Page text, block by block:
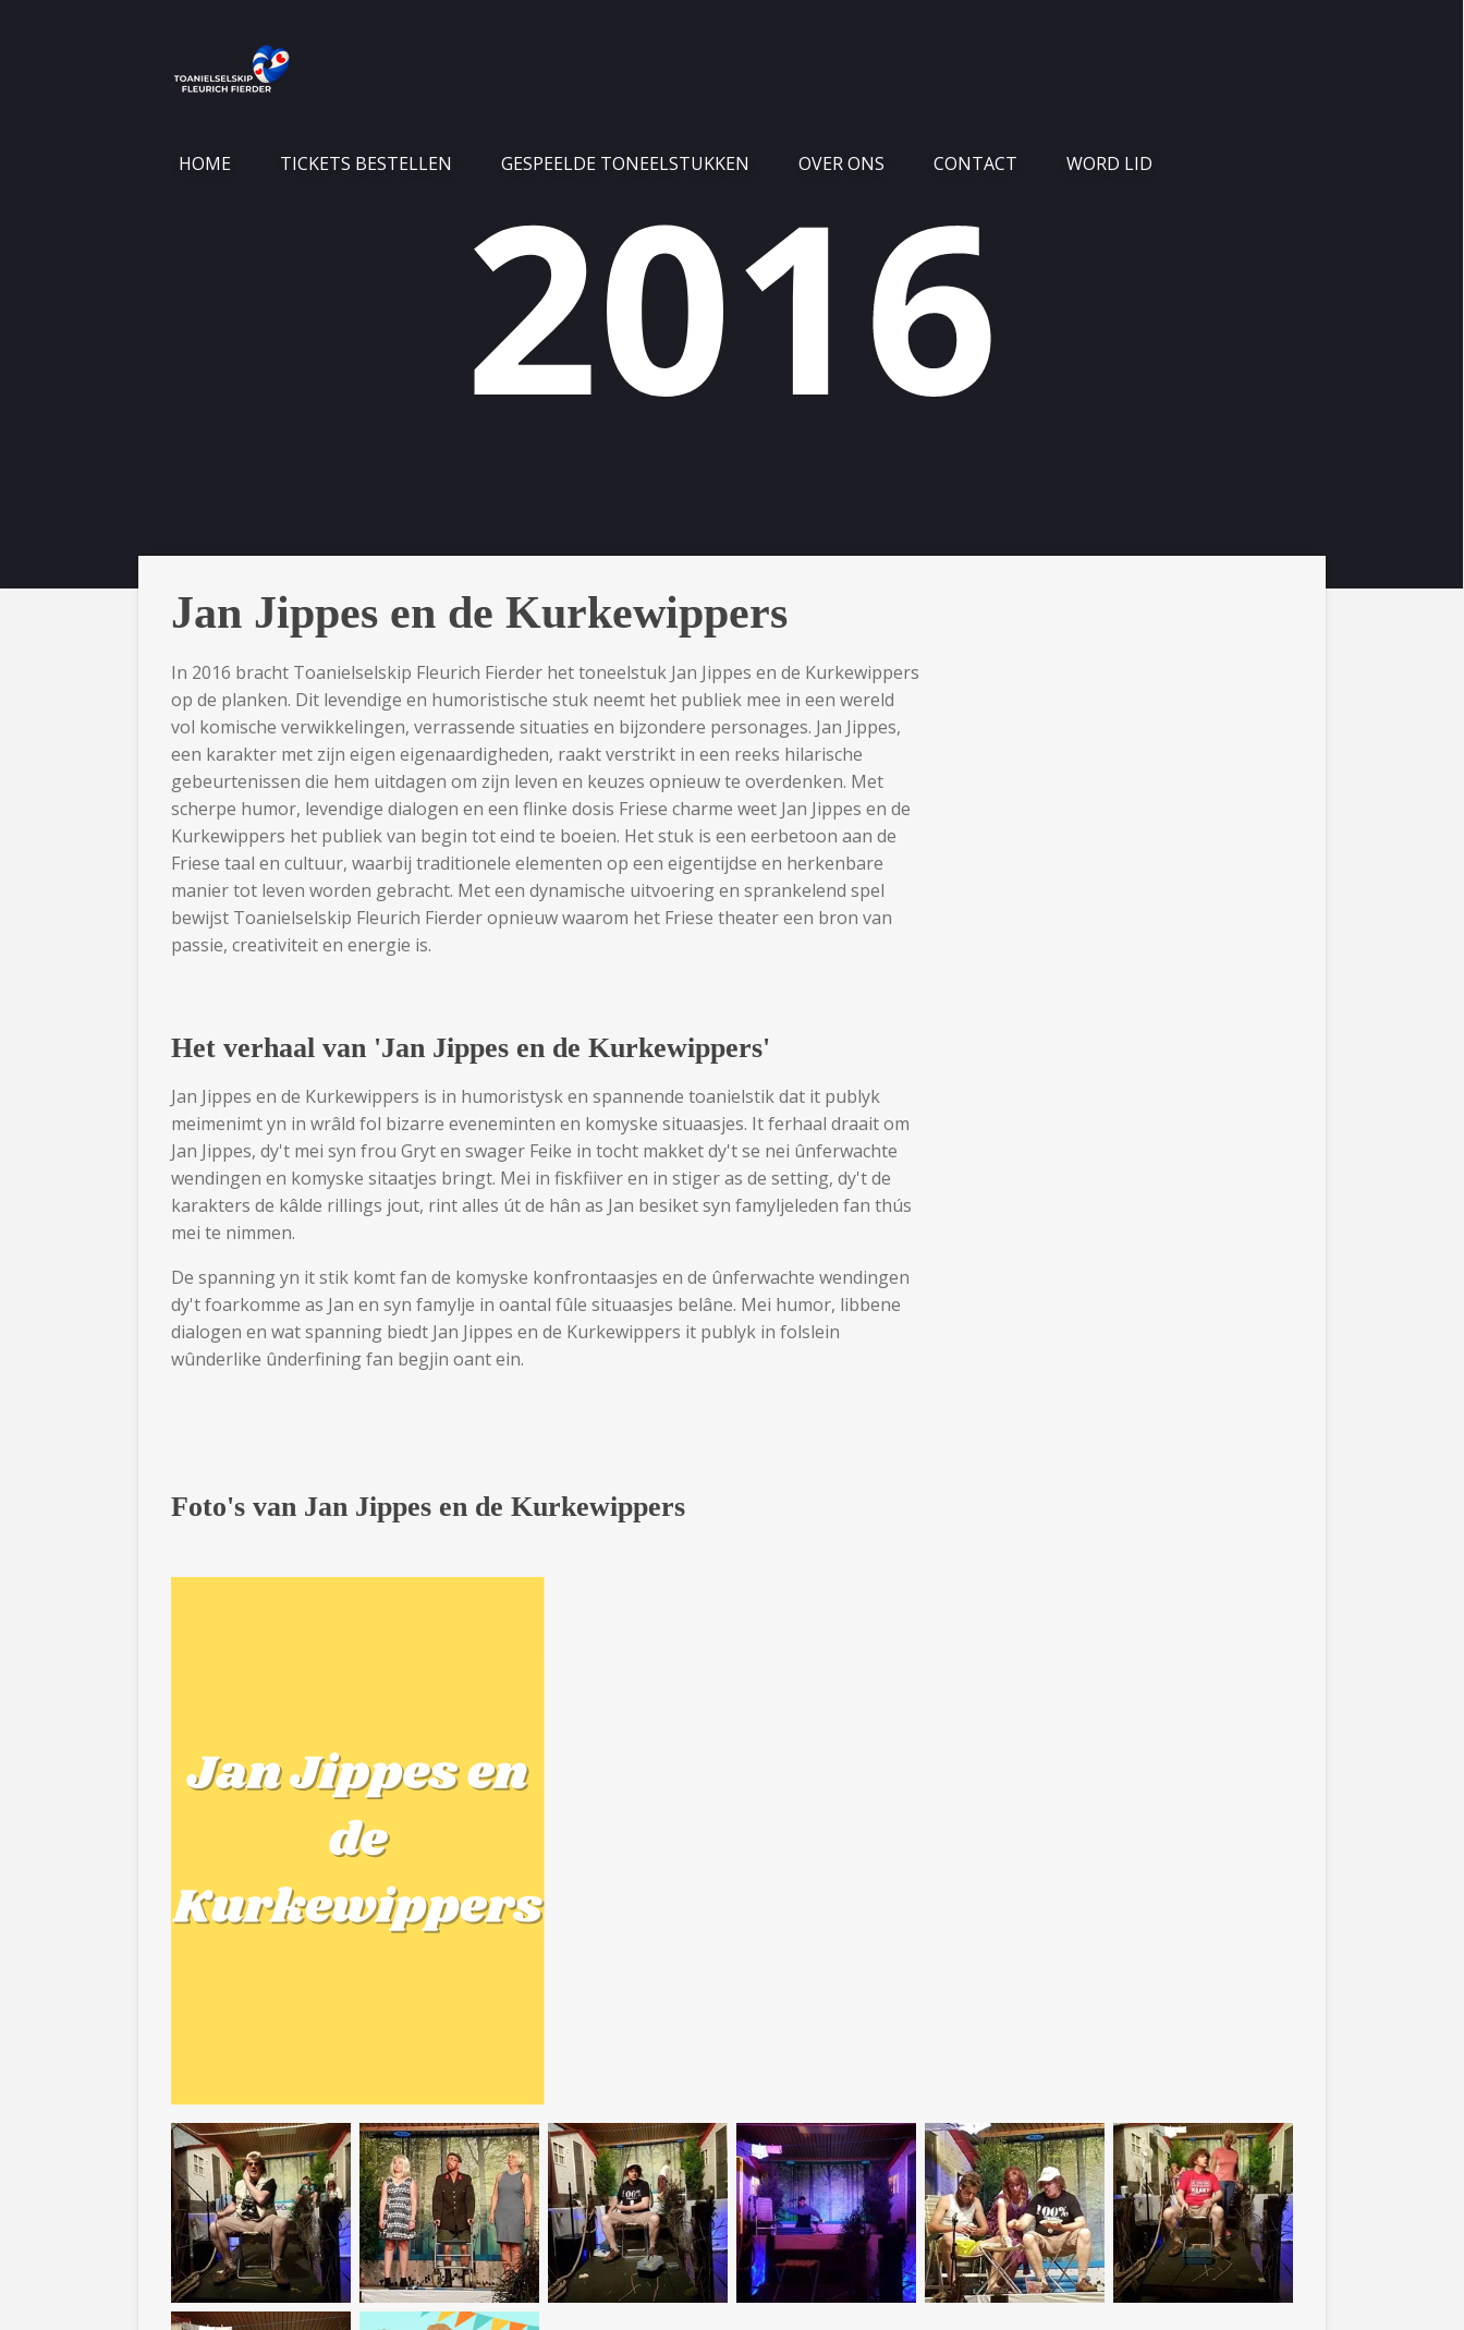
HOME TICKETS BESTELLEN GESPEELDE TONEELSTUKKEN OVER ONS CONTACT WORD LID
​Jan Jippes en de Kurkewippers
In 2016 bracht Toanielselskip Fleurich Fierder het toneelstuk Jan Jippes en de Kurkewippers
op de planken. Dit levendige en humoristische stuk neemt het publiek mee in een wereld
vol komische verwikkelingen, verrassende situaties en bijzondere personages. Jan Jippes,
een karakter met zijn eigen eigenaardigheden, raakt verstrikt in een reeks hilarische
gebeurtenissen die hem uitdagen om zijn leven en keuzes opnieuw te overdenken. Met
scherpe humor, levendige dialogen en een flinke dosis Friese charme weet Jan Jippes en de
Kurkewippers het publiek van begin tot eind te boeien. Het stuk is een eerbetoon aan de
Friese taal en cultuur, waarbij traditionele elementen op een eigentijdse en herkenbare
manier tot leven worden gebracht. Met een dynamische uitvoering en sprankelend spel
bewijst Toanielselskip Fleurich Fierder opnieuw waarom het Friese theater een bron van
passie, creativiteit en energie is.
Het verhaal van 'Jan Jippes en de Kurkewippers'
Jan Jippes en de Kurkewippers is in humoristysk en spannende toanielstik dat it publyk
meimenimt yn in wrâld fol bizarre eveneminten en komyske situaasjes. It ferhaal draait om
Jan Jippes, dy't mei syn frou Gryt en swager Feike in tocht makket dy't se nei ûnferwachte
wendingen en komyske sitaatjes bringt. Mei in fiskfiiver en in stiger as de setting, dy't de
karakters de kâlde rillings jout, rint alles út de hân as Jan besiket syn famyljeleden fan thús
mei te nimmen.
De spanning yn it stik komt fan de komyske konfrontaasjes en de ûnferwachte wendingen
dy't foarkomme as Jan en syn famylje in oantal fûle situaasjes belâne. Mei humor, libbene
dialogen en wat spanning biedt Jan Jippes en de Kurkewippers it publyk in folslein
wûnderlike ûnderfining fan begjin oant ein.
Foto's van Jan Jippes en de Kurkewippers